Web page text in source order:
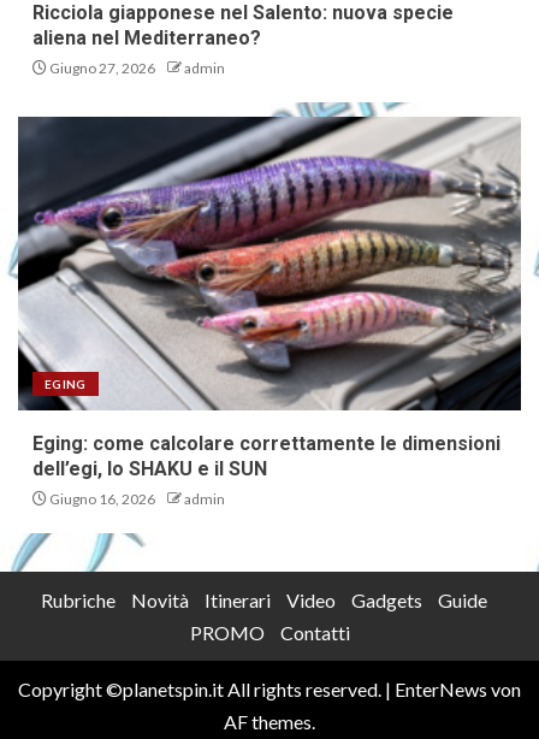
Ricciola giapponese nel Salento: nuova specie
aliena nel Mediterraneo?
Giugno 27, 2026 admin
EGING
Eging: come calcolare correttamente le dimensioni
dell’egi, lo SHAKU e il SUN
Giugno 16, 2026 admin
Rubriche Novità Itinerari Video Gadgets
Guide
PROMO
Contatti
Copyright ©planetspin.it All rights reserved. | EnterNews von
AF themes.